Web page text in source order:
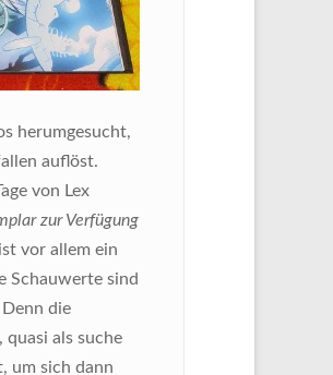
herumgesucht,
auflöst.
von Lex
zur Verfügung
vor allem ein
Schauwerte sind
die
als suche
um sich dann